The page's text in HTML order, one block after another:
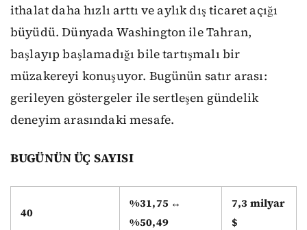
ithalat daha hızlı arttı ve aylık dış ticaret açığı
büyüdü. Dünyada Washington ile Tahran,
başlayıp başlamadığı bile tartışmalı bir
müzakereyi konuşuyor. Bugünün satır arası:
gerileyen göstergeler ile sertleşen gündelik
deneyim arasındaki mesafe.
BUGÜNÜN ÜÇ SAYISI
40
%31,75 ↔
%50,49
7,3 milyar
$